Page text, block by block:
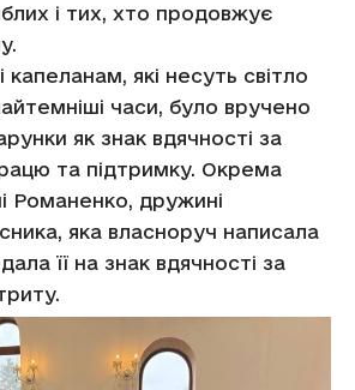
і тих, хто продовжує
капеланам, які несуть світло
часи, було вручено
як знак вдячності за
та підтримку. Окрема
Романенко, дружині
яка власноруч написала
її на знак вдячності за